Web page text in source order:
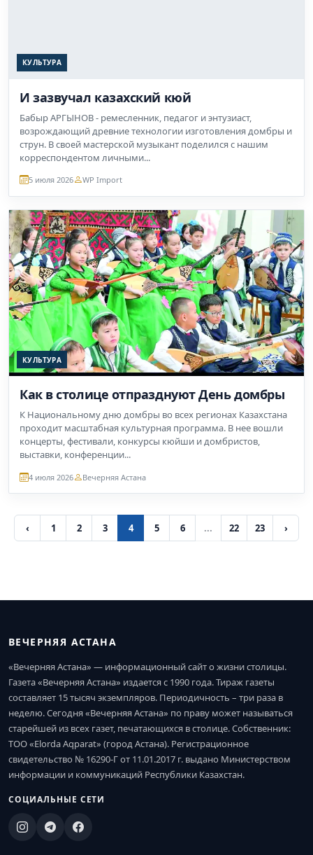
КУЛЬТУРА
И зазвучал казахский кюй
Бабыр АРГЫНОВ - ремесленник, педагог и энтузиаст,
возрождающий древние технологии изготовления домбры и
струн. В своей мастерской музыкант поделился с нашим
5 июля 2026 WP Import
КУЛЬТУРА
Как в столице отпразднуют День домбры
К Национальному дню домбры во всех регионах Казахстана
проходит масштабная культурная программа. В нее вошли
концерты, фестивали, конкурсы кюйши и домбристов,
ВЕЧЕРНЯЯ АСТАНА
«Вечерняя Астана» — информационный сайт о жизни столицы.
Газета «Вечерняя Астана» издается с 1990 года. Тираж газеты
составляет 15 тысяч экземпляров. Периодичность – три раза в
неделю. Сегодня «Вечерняя Астана» по праву может называться
старейшей из всех газет, печатающихся в столице. Собственник:
ТОО «Elorda Aqparat» (город Астана). Регистрационное
информации и коммуникаций Республики Казахстан.
СОЦИАЛЬНЫЕ СЕТИ